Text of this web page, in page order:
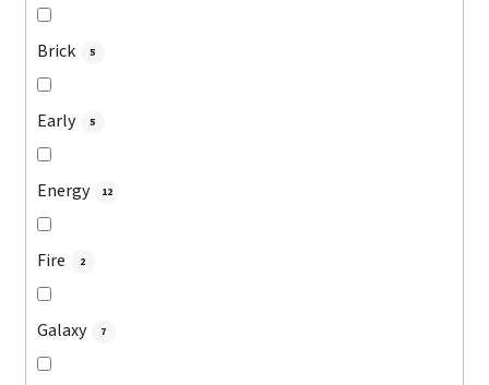
Brick 5
Early 5
Energy 12
Fire 2
Galaxy 7